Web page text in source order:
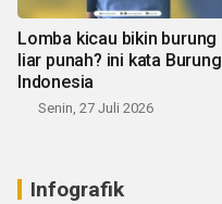
Lomba kicau bikin burung
liar punah? ini kata Burung
Indonesia
Senin, 27 Juli 2026
Infografik